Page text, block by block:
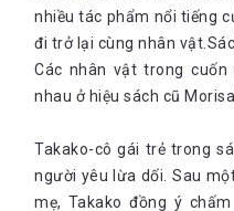
nhiều tác phẩm nổi tiếng
đi trở lại cùng nhân
Các nhân vật trong
nhau ở hiệu sách cũ
Takako-cô gái trẻ trong
người yêu lừa dối. Sau
mẹ, Takako đồng ý